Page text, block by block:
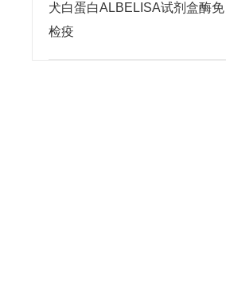
犬白蛋白ALBELISA试剂盒酶免
检疫